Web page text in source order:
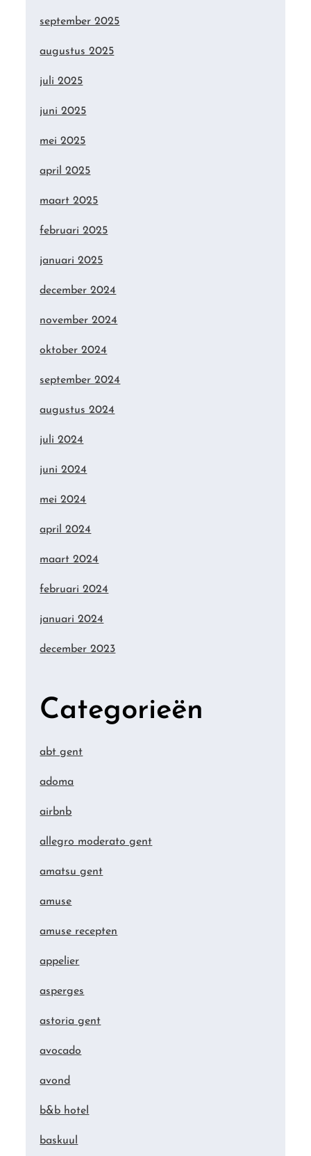
september 2025
augustus 2025
juli 2025
juni 2025
mei 2025
april 2025
maart 2025
februari 2025
januari 2025
december 2024
november 2024
oktober 2024
september 2024
augustus 2024
juli 2024
juni 2024
mei 2024
april 2024
maart 2024
februari 2024
januari 2024
december 2023
Categorieën
abt gent
adoma
airbnb
allegro moderato gent
amatsu gent
amuse
amuse recepten
appelier
asperges
astoria gent
avocado
avond
b&b hotel
baskuul